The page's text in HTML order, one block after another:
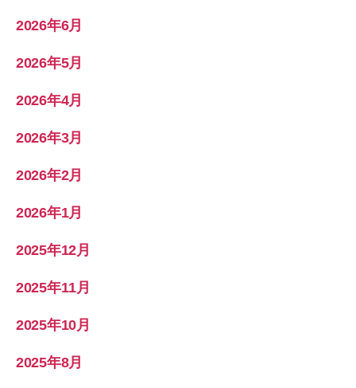
2026年6月
2026年5月
2026年4月
2026年3月
2026年2月
2026年1月
2025年12月
2025年11月
2025年10月
2025年8月